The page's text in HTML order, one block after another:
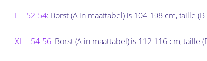
L – 52-54: Borst (A in maattabel) is 104-108 cm, taille
XL – 54-56: Borst (A in maattabel) is 112-116 cm, taille